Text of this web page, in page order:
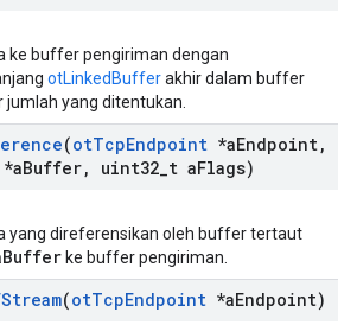
ke buffer pengiriman dengan
otLinkedBufferakhir dalam buffer
yang ditentukan.
(otTcpEndpoint *aEndpoint,
*aBuffer, uint32 t aFlags)
yang direferensikan oleh buffer tertaut
ke buffer pengiriman.
Stream(otTcpEndpoint *aEndpoint)